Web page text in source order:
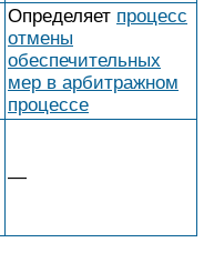
Определяет процесс
отмены
обеспечительных
мер в арбитражном
процессе
—